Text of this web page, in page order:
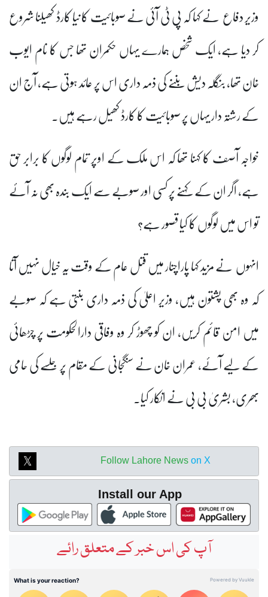
وزیر دفاع نے کہا کہ پی ٹی آئی نے صوبائیت کا نیا کارڈ کھیلنا شروع
کر دیا ہے، ایک شخص ہمارے یہاں حکمران تھا جس کا نام ایوب
خان تھا، بنگلہ دیش بننے کی ذمہ داری اس پر عائد ہوتی ہے، آج ان
کے رشتہ دار یہاں پر صوبائیت کا کارڈ کھیل رہے ہیں۔
خواجہ آصف کا کہنا تھا کہ اس ملک کے اوپر تمام لوگوں کا برابر حق
ہے، اگر ان کے کہنے پر کسی اور صوبے سے ایک بندہ بھی نہ آئے
تو اس میں لوگوں کا کیا قصور ہے؟
انہوں نے مزید کہا پاراچنار میں قتل عام کے وقت یہ خیال نہیں آتا
کہ وہ بھی پشتون ہیں، وزیر اعلیٰ کی ذمہ داری بنتی ہے کہ صوبے
میں امن قائم کریں، ان کو چھوڑ کر وہ وفاقی دارالحکومت پر چڑھائی
کے لیے آئے، عمران خان نے سنگجانی کے مقام پر جلسے کی حامی
بھری، بشریٰ بی بی نے انکار کیا۔
Follow Lahore News on X
Install our App
آپ کی اس خبر کے متعلق رائے